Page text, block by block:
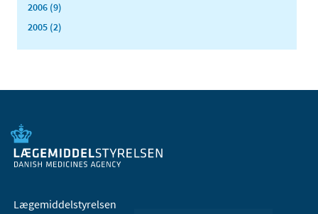
2006 (9)
2005 (2)
Lægemiddelstyrelsen